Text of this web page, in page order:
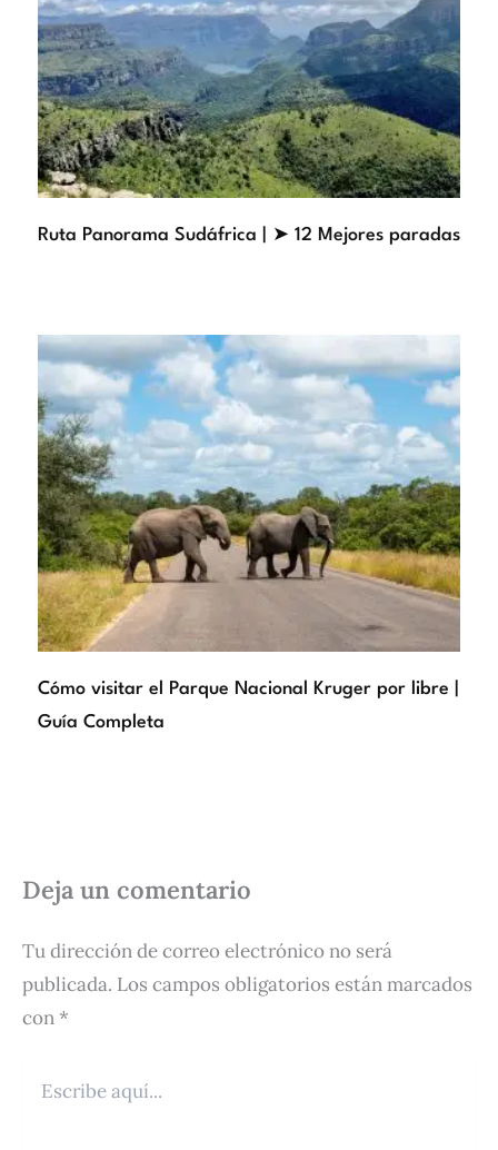
Ruta Panorama Sudáfrica | ➤ 12 Mejores paradas
Cómo visitar el Parque Nacional Kruger por libre |
Guía Completa
Deja un comentario
Tu dirección de correo electrónico no será
publicada. Los campos obligatorios están marcados
con*
aquí...